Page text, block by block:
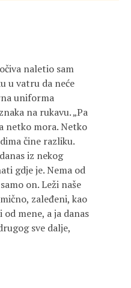
naletio sam
u vatru da neće
uniforma
na rukavu. „Pa
netko mora. Netko
čine razliku.
iz nekog
gdje je. Nema od
on. Leži naše
zaleđeni, kao
mene, a ja danas
sve dalje,